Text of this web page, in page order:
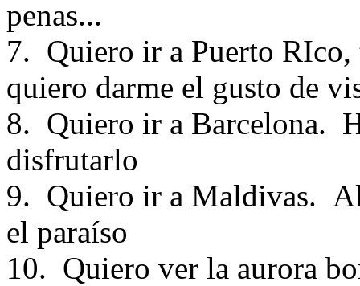
penas...
7. Quiero ir a Puerto
quiero darme el gusto de
8. Quiero ir a Barcelona.
disfrutarlo
9. Quiero ir a Maldivas.
el paraíso
10. Quiero ver la aurora